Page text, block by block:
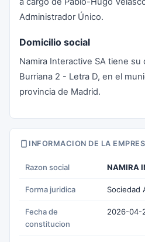
Administrador Único.
Domicilio social
Namira Interactive SA tiene su
Burriana 2 - Letra D, en el
provincia de Madrid.
INFORMACION DE LA
Razon social NAMIRA
Forma juridica Sociedad
Fecha de
constitucion
2026-04-